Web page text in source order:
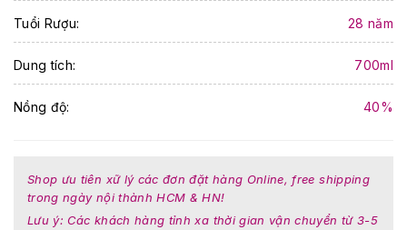
Tuổi Rượu: 28 năm
Dung tích: 700ml
Nồng độ: 40%
Shop ưu tiên xữ lý các đơn đặt hàng Online, free shipping
trong ngày nội thành HCM & HN!
Lưu ý: Các khách hàng tỉnh xa thời gian vận chuyển từ 3-5